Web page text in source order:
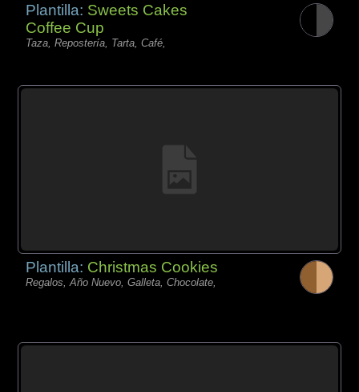
Plantilla: Sweets Cakes
Coffee Cup
Taza, Repostería, Tarta, Café,
Plantilla: Christmas Cookies
Regalos, Año Nuevo, Galleta, Chocolate,